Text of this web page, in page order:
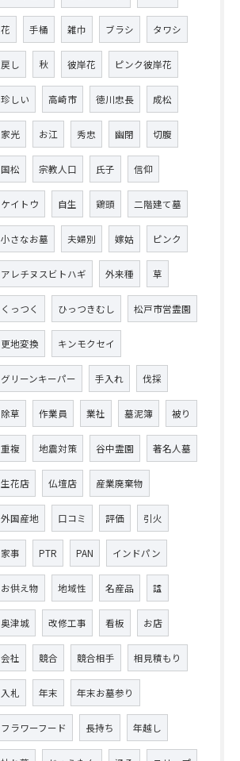
花 手桶 雑巾 ブラシ タワシ
戻し 秋 彼岸花 ピンク彼岸花
珍しい 高崎市 徳川忠長 成松
家光 お江 秀忠 幽閉 切腹
国松 宗教人口 氏子 信仰
ケイトウ 自生 鶏頭 二階建て墓
小さなお墓 夫婦別 嫁姑 ピンク
アレチヌスビトハギ 外来種 草
くっつく ひっつきむし 松戸市営霊園
更地変換 キンモクセイ
グリーンキーパー 手入れ 伐採
除草 作業員 業社 墓泥簿 被り
重複 地震対策 谷中霊園 著名人墓
生花店 仏壇店 産業廃棄物
外国産地 口コミ 評価 引火
家事 PTR PAN インドパン
お供え物 地域性 名産品 諡
奥津城 改修工事 看板 お店
会社 競合 競合相手 相見積もり
入札 年末 年末お墓参り
フラワーフード 長持ち 年越し